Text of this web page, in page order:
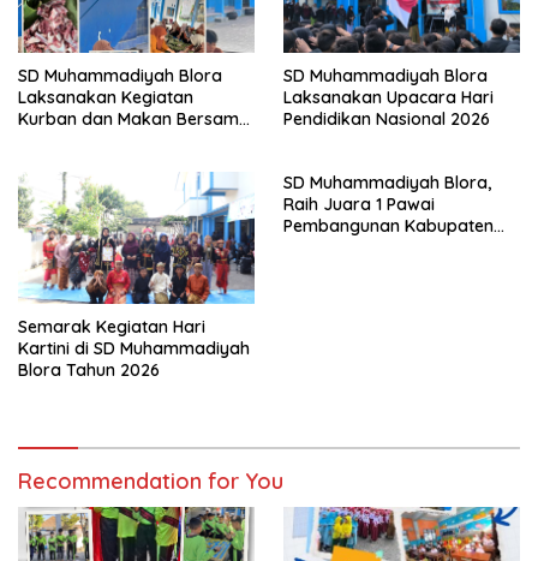
SD Muhammadiyah Blora
Laksanakan Kegiatan
Kurban dan Makan Bersama
SD Muhammadiyah Blora
Laksanakan Upacara Hari
Pendidikan Nasional 2026
Semarak Kegiatan Hari
Kartini di SD Muhammadiyah
Blora Tahun 2026
SD Muhammadiyah Blora,
Raih Juara 1 Pawai
Pembangunan Kabupaten
Recommendation for You